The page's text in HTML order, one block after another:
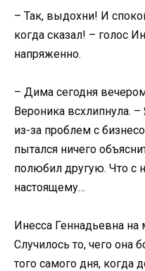
– Так, выдохни! И
когда сказал! – голос
напряженно.
– Дима сегодня
Вероника всхлипнула.
из-за проблем с
пытался ничего
полюбил другую. Что с
настоящему…
Инесса Геннадьевна на
Случилось то, чего она
того самого дня, когда